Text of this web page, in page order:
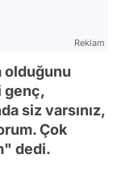
Reklam
olduğunu
genç,
siz varsınız,
Çok
dedi.